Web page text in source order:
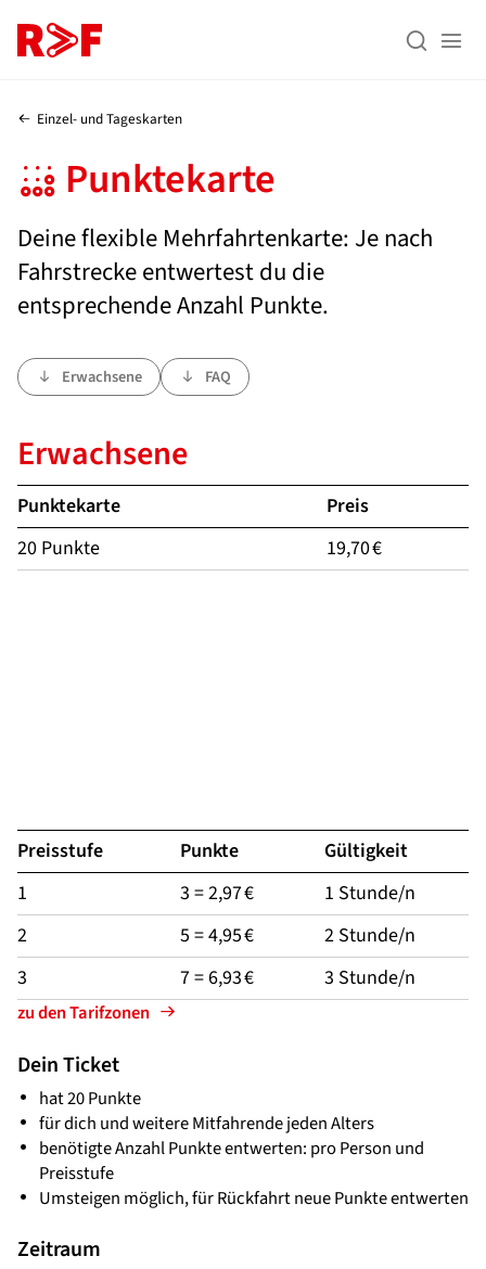
 
Einzel- und Tageskarten
Punktekarte
Deine flexible Mehrfahrtenkarte: Je nach
Fahrstrecke entwertest du die
entsprechende Anzahl Punkte.
Erwachsene FAQ
Erwachsene
Punktekarte
Preis
20 Punkte
19,70 €
Preisstufe Punkte
Gültigkeit
1
3 = 2,97 €
1 Stunde/n
2
5 = 4,95 €
2 Stunde/n
3
7 = 6,93 € 3 Stunde/n
zu den Tarifzonen
Dein Ticket
hat 20 Punkte
für dich und weitere Mitfahrende jeden Alters
benötigte Anzahl Punkte entwerten: pro Person und
Preisstufe
Umsteigen möglich, für Rückfahrt neue Punkte entwerten
Zeitraum